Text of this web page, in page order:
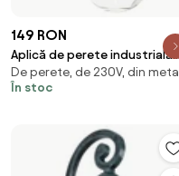
149 RON
Aplică de perete industrială
maro ruginiu IP44 - Shell
De perete, de 230V, din metal
În stoc